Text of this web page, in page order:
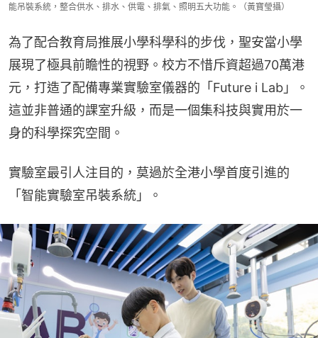
能吊裝系統，整合供水、排水、供電、排氣、照明五大功能。（黃寶瑩攝）
為了配合教育局推展小學科學科的步伐，聖安當小學
展現了極具前瞻性的視野。校方不惜斥資超過70萬港
元，打造了配備專業實驗室儀器的「Future i Lab」。
這並非普通的課室升級，而是一個集科技與實用於一
身的科學探究空間。
實驗室最引人注目的，莫過於全港小學首度引進的
「智能實驗室吊裝系統」。